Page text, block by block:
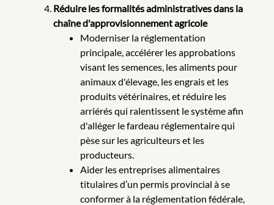
Réduire les formalités administratives dans la
chaîne d'approvisionnement agricole
Moderniser la réglementation
principale, accélérer les approbations
visant les semences, les aliments pour
animaux d'élevage, les engrais et les
produits vétérinaires, et réduire les
arriérés qui ralentissent le système afin
d'alléger le fardeau réglementaire qui
pèse sur les agriculteurs et les
producteurs.
Aider les entreprises alimentaires
titulaires d’un permis provincial à se
conformer à la réglementation fédérale,